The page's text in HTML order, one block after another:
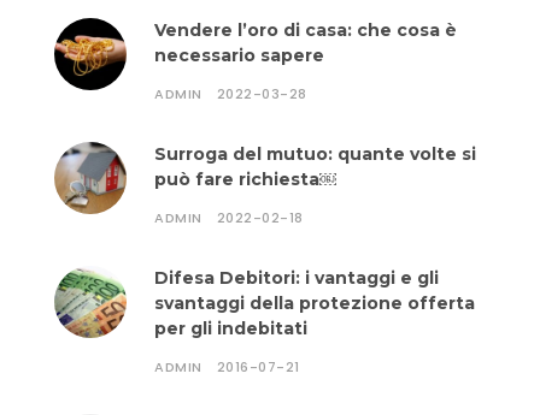
Vendere l’oro di casa: che cosa è
necessario sapere
ADMIN 2022-03-28
Surroga del mutuo: quante volte si
può fare richiesta￼
ADMIN 2022-02-18
Difesa Debitori: i vantaggi e gli
svantaggi della protezione offerta
per gli indebitati
ADMIN 2016-07-21